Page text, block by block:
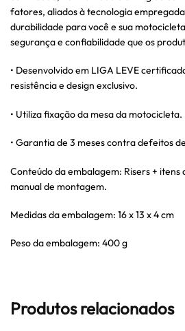
fatores, aliados à tecnologia
durabilidade para você e sua
segurança e confiabilidade que os
• Desenvolvido em LIGA LEVE
resistência e design exclusivo.
• Utiliza fixação da mesa da motocicleta.
• Garantia de 3 meses contra defeitos
Conteúdo da embalagem: Risers + itens
manual de montagem.
Medidas da embalagem: 16 x 13 x 4 cm
Peso da embalagem: 400 g
Produtos relacionados